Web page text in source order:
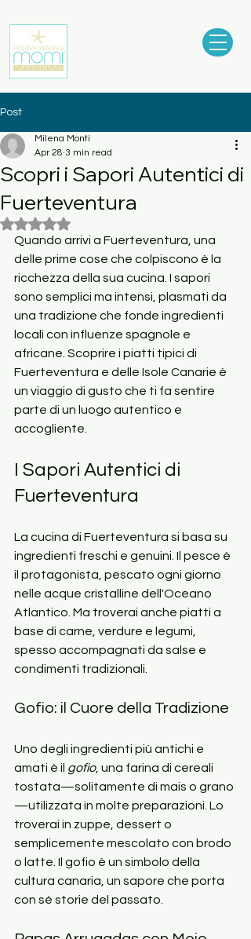
Post
Scopri i Sapori Autentici di
Fuerteventura
Milena Monti
Apr 28 3 min read
Rated NaN out of 5 stars.
Quando arrivi a Fuerteventura, una
delle prime cose che colpiscono è la
ricchezza della sua cucina. I sapori
sono semplici ma intensi, plasmati da
una tradizione che fonde ingredienti
locali con influenze spagnole e
africane. Scoprire i piatti tipici di
Fuerteventura e delle Isole Canarie è
un viaggio di gusto che ti fa sentire
parte di un luogo autentico e
accogliente.
I Sapori Autentici di
Fuerteventura
La cucina di Fuerteventura si basa su
ingredienti freschi e genuini. Il pesce è
il protagonista, pescato ogni giorno
nelle acque cristalline dell'Oceano
Atlantico. Ma troverai anche piatti a
base di carne, verdure e legumi,
spesso accompagnati da salse e
condimenti tradizionali.
Gofio: il Cuore della Tradizione
Uno degli ingredienti più antichi e
amati è il gofio, una farina di cereali
tostata—solitamente di mais o grano
—utilizzata in molte preparazioni. Lo
troverai in zuppe, dessert o
semplicemente mescolato con brodo
o latte. Il gofio è un simbolo della
cultura canaria, un sapore che porta
con sé storie del passato.